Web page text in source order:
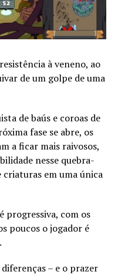
à veneno, ao
de um golpe de uma
de baús e coroas de
fase se abre, os
a ficar mais raivosos,
nesse quebra-
criaturas em uma única
progressiva, com os
poucos o jogador é
– e o prazer